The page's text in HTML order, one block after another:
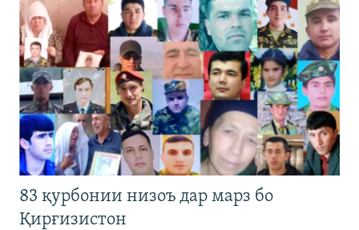
83 қурбонии низоъ дар марз бо
Қирғизистон